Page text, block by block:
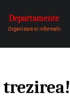
a
Departamente
Organizare si informatii
trezirea!